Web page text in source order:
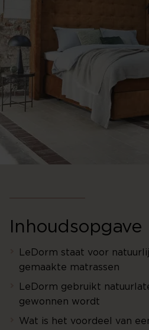
Inhoudsopgave
LeDorm staat voor
gemaakte matrassen
LeDorm gebruikt
gewonnen wordt
Wat is het voordeel van